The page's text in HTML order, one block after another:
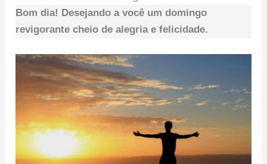
Bom dia! Desejando a você um domingo
revigorante cheio de alegria e felicidade.